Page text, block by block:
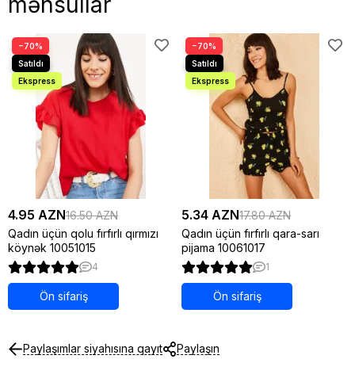
−70%
4.95 AZN16.50 AZN
Qadın üçün qolu fırfırlı qırmızı
köynək 10051015
4
Ön sifariş
−70%
5.34 AZN17.80 AZN
Qadın üçün fırfırlı qara-sarı
pijama 10061017
1
Ön sifariş
Paylaşımlar siyahısına qayıt Paylaşın